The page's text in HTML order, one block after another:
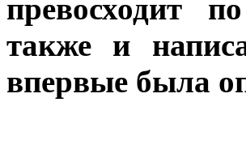
превосходит
также и
впервые была